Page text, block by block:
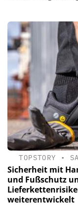
TOPSTORY •
Sicherheit mit
und Fußschutz
weiterentwickelt